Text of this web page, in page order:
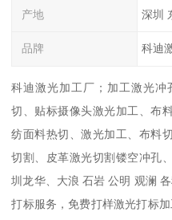
产地 深圳
品牌 科迪
科迪激光加工厂；加工激光
切、贴标摄像头激光加工、布
纺面料热切、激光加工、布料
切割、皮革激光切割镂空冲孔
圳龙华、大浪 石岩 公明 观澜
打标服务，免费打样激光打标